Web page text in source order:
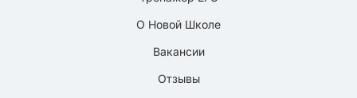
О Новой Школе
Вакансии
Отзывы